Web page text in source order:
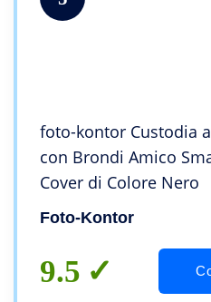
foto-kontor Custodia
con Brondi Amico
Cover di Colore Nero
Foto-Kontor
9.5